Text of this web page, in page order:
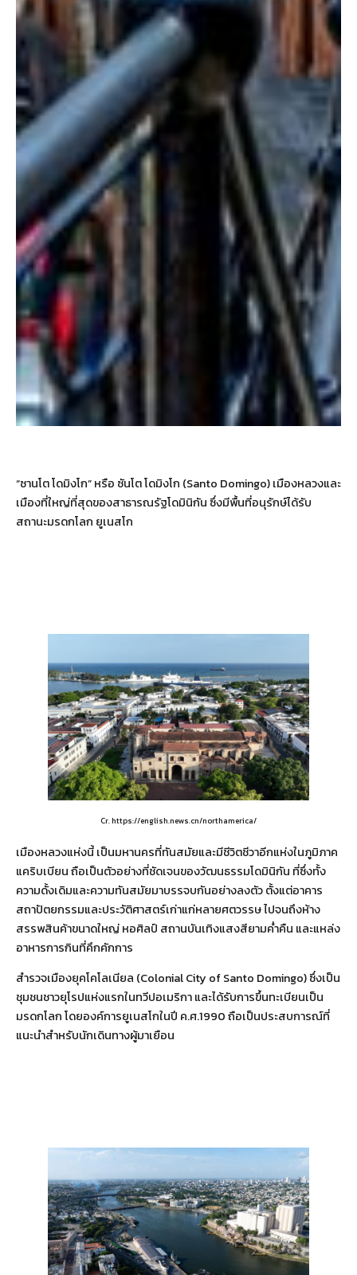
“ซานโต โดมิงโก” หรือ ซันโต โดมิงโก (Santo Domingo) เมืองหลวงและ
เมืองที่ใหญ่ที่สุดของสาธารณรัฐโดมินิกัน ซึ่งมีพื้นที่อนุรักษ์ได้รับ
สถานะมรดกโลก ยูเนสโก
Cr. https://english.news.cn/northamerica/
เมืองหลวงแห่งนี้ เป็นมหานครที่ทันสมัยและมีชีวิตชีวาอีกแห่งในภูมิภาค
แคริบเบียน ถือเป็นตัวอย่างที่ชัดเจนของวัฒนธรรมโดมินิกัน ที่ซึ่งทั้ง
ความดั้งเดิมและความทันสมัยมาบรรจบกันอย่างลงตัว ตั้งแต่อาคาร
สถาปัตยกรรมและประวัติศาสตร์เก่าแก่หลายศตวรรษ ไปจนถึงห้าง
สรรพสินค้าขนาดใหญ่ หอศิลป์ สถานบันเทิงแสงสียามค่ำคืน และแหล่ง
อาหารการกินที่คึกคักการ
สำรวจเมืองยุคโคโลเนียล (Colonial City of Santo Domingo) ซึ่งเป็น
ชุมชนชาวยุโรปแห่งแรกในทวีปอเมริกา และได้รับการขึ้นทะเบียนเป็น
มรดกโลก โดยองค์การยูเนสโกในปี ค.ศ.1990 ถือเป็นประสบการณ์ที่
แนะนำสำหรับนักเดินทางผู้มาเยือน